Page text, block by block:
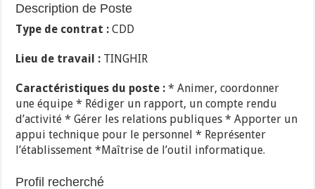
Description de Poste
Type de contrat :CDD
Lieu de travail : TINGHIR
Caractéristiques du poste :* Animer, coordonner
une équipe * Rédiger un rapport, un compte rendu
d’activité * Gérer les relations publiques * Apporter un
appui technique pour le personnel * Représenter
l’établissement *Maîtrise de l’outil informatique.
Profil recherché